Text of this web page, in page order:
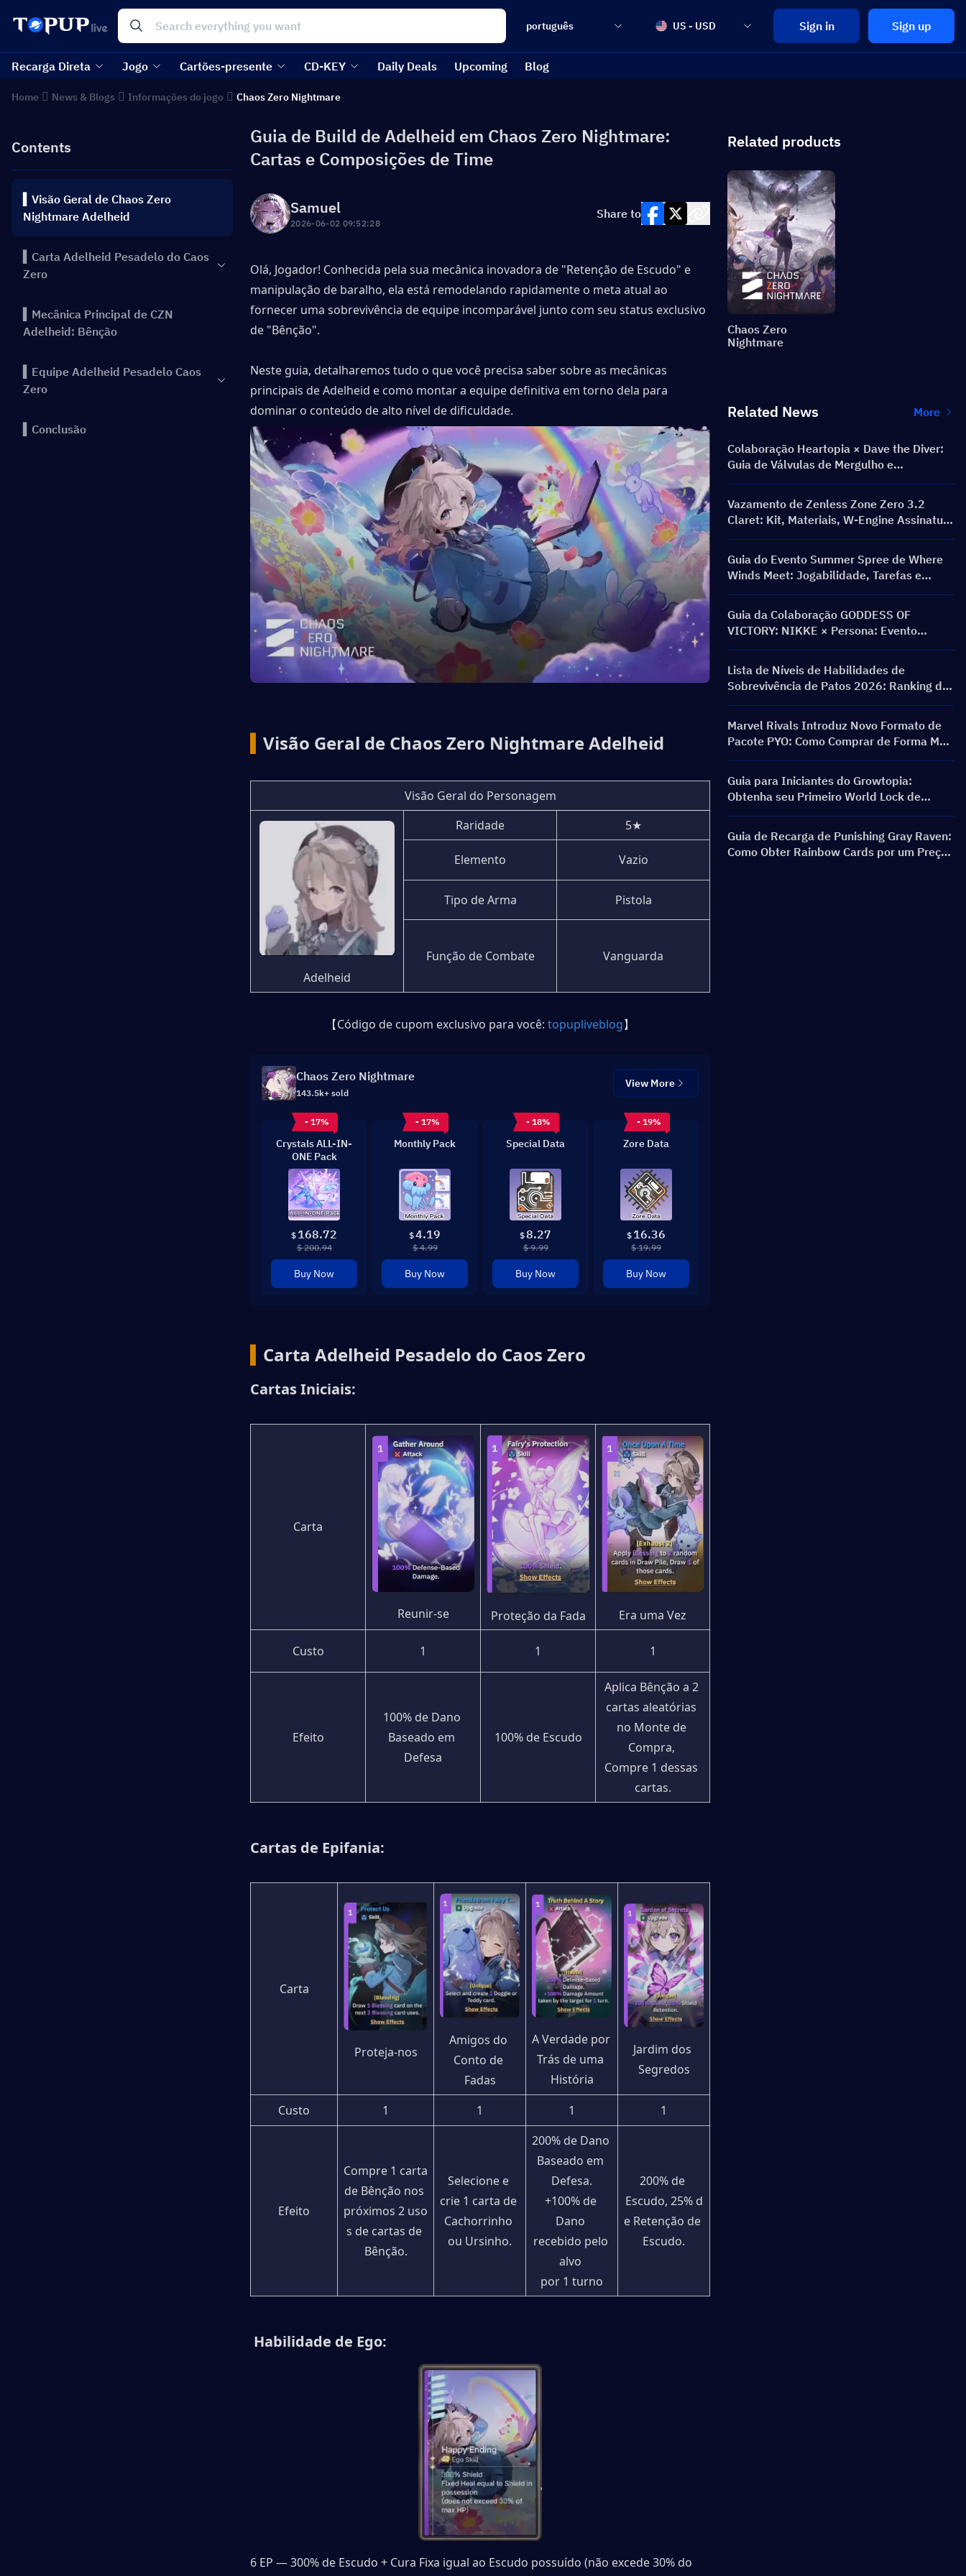
português US - USD Sign in Sign up
Recarga Direta Jogo Cartões-presente CD-KEY Daily Deals Upcoming Blog
Home News & Blogs Informações do jogo Chaos Zero Nightmare
Contents
▍Visão Geral de Chaos Zero
Nightmare Adelheid
▍Carta Adelheid Pesadelo do Caos
Zero
▍Mecânica Principal de CZN
Adelheid: Bênção
▍Equipe Adelheid Pesadelo Caos
Zero
▍Conclusão
Guia de Build de Adelheid em Chaos Zero Nightmare:
Cartas e Composições de Time
Samuel
2026-06-02 09:52:28
Share to
Olá, Jogador! Conhecida pela sua mecânica inovadora de "Retenção de Escudo" e
manipulação de baralho, ela está remodelando rapidamente o meta atual ao
fornecer uma sobrevivência de equipe incomparável junto com seu status exclusivo
de "Bênção".
Neste guia, detalharemos tudo o que você precisa saber sobre as mecânicas
principais de Adelheid e como montar a equipe definitiva em torno dela para
dominar o conteúdo de alto nível de dificuldade.
Visão Geral de Chaos Zero Nightmare Adelheid
Visão Geral do Personagem
Adelheid
Raridade 5★
Elemento Vazio
Tipo de Arma Pistola
Função de Combate Vanguarda
【Código de cupom exclusivo para você: topupliveblog】
Chaos Zero Nightmare
143.5k+ sold
View More
- 17%
Crystals ALL-IN-
ONE Pack
$ 168.72
$ 200.94
Buy Now
- 17%
Monthly Pack
$4.19
$ 4.99
Buy Now
- 18%
Special Data
$8.27
$ 9.99
Buy Now
- 19%
Zore Data
$ 16.36
$ 19.99
Buy Now
Carta Adelheid Pesadelo do Caos Zero
Cartas Iniciais:
Carta
Reunir-se Proteção da Fada Era uma Vez
Custo 1 1 1
Efeito
100% de Dano
Baseado em
Defesa
100% de Escudo
Aplica Bênção a 2
cartas aleatórias
no Monte de
Compra,
Compre 1 dessas
cartas.
Cartas de Epifania:
Carta
Proteja-nos
Amigos do
Conto de
Fadas
A Verdade por
Trás de uma
História
Jardim dos
Segredos
Custo 1 1 1 1
Efeito
Compre 1 carta
de Bênção nos
próximos 2 uso
s de cartas de
Bênção.
Selecione e
crie 1 carta de
Cachorrinho
ou Ursinho.
200% de Dano
Baseado em
Defesa.
+100% de
Dano
recebido pelo
alvo
por 1 turno
200% de
Escudo, 25% d
e Retenção de
Escudo.
Habilidade de Ego:
6 EP — 300% de Escudo + Cura Fixa igual ao Escudo possuído (não excede 30% do
Related products
Chaos Zero
Nightmare
Related News More
Colaboração Heartopia × Dave the Diver:
Guia de Válvulas de Mergulho e
Recompensas
Vazamento de Zenless Zone Zero 3.2
Claret: Kit, Materiais, W-Engine Assinatura
e Mindscape Cinema
Guia do Evento Summer Spree de Where
Winds Meet: Jogabilidade, Tarefas e
Recompensas
Guia da Colaboração GODDESS OF
VICTORY: NIKKE × Persona: Evento
PERSONA ON FRONTLINE, Personagens,
Banners e Recompensas
Lista de Níveis de Habilidades de
Sobrevivência de Patos 2026: Ranking das
Melhores Habilidades e Guia de Build
Marvel Rivals Introduz Novo Formato de
Pacote PYO: Como Comprar de Forma Mais
Inteligente na Atualização da Loja da
Temporada 9.5
Guia para Iniciantes do Growtopia:
Obtenha seu Primeiro World Lock de
Forma Rápida e Segura
Guia de Recarga de Punishing Gray Raven:
Como Obter Rainbow Cards por um Preço